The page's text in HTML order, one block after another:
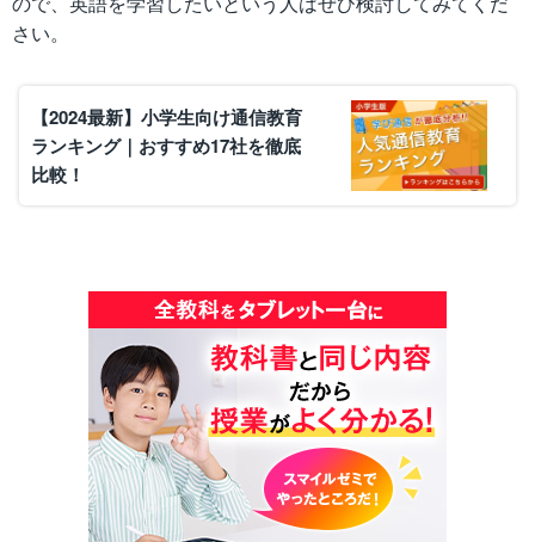
さい。
【2024最新】小学生向け通信教育
ランキング｜おすすめ17社を徹底
比較！